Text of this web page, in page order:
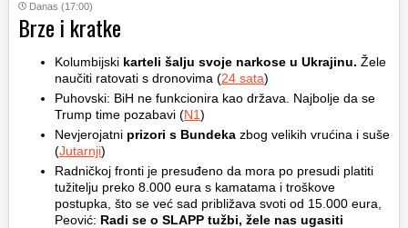
Danas (17:00)
Brze i kratke
Kolumbijski karteli šalju svoje narkose u Ukrajinu. Žele
naučiti ratovati s dronovima (24 sata)
Puhovski: BiH ne funkcionira kao država. Najbolje da se
Trump time pozabavi (N1)
Nevjerojatni prizori s Bundeka zbog velikih vrućina i suše
(Jutarnji)
Radničkoj fronti je presuđeno da mora po presudi platiti
tužitelju preko 8.000 eura s kamatama i troškove
postupka, što se već sad približava svoti od 15.000 eura,
Peović: Radi se o SLAPP tužbi, žele nas ugasiti